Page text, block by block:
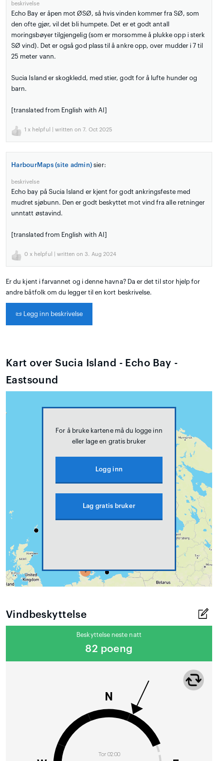
beskrivelse
Echo Bay er åpen mot ØSØ, så hvis vinden kommer fra SØ, som
den ofte gjør, vil det bli humpete. Det er et godt antall
moringsbøyer tilgjengelig (som er morsomme å plukke opp i sterk
SØ vind). Det er også god plass til å ankre opp, over mudder i 7 til
25 meter vann.
Sucia Island er skogkledd, med stier, godt for å lufte hunder og
barn.
[translated from English with AI]
1 x helpful | written on 7. Oct 2025
HarbourMaps (site admin) sier:
beskrivelse
Echo bay på Sucia Island er kjent for godt ankringsfeste med
mudret sjøbunn. Den er godt beskyttet mot vind fra alle retninger
unntatt østavind.
[translated from English with AI]
0 x helpful | written on 3. Aug 2024
Er du kjent i farvannet og i denne havna? Da er det til stor hjelp for
andre båtfolk om du legger til en kort beskrivelse.
📜 Legg inn beskrivelse
Kart over Sucia Island - Echo Bay -
Eastsound
For å bruke kartene må du logge inn
eller lage en gratis bruker
Logg inn
Lag gratis bruker
Vindbeskyttelse
Beskyttelse neste natt
82 poeng
Tor 02:00
N